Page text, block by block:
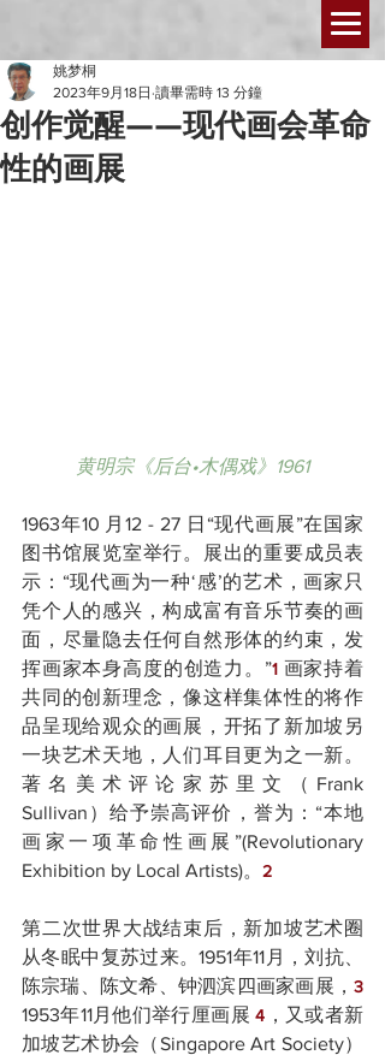
创作觉醒——现代画会革命
性的画展
姚梦桐
2023年9月18日 讀畢需時 13 分鐘
黄明宗《后台•木偶戏》1961
1963年10 月12 - 27 日“现代画展”在国家
图书馆展览室举行。展出的重要成员表
示：“现代画为一种‘感’的艺术，画家只
凭个人的感兴，构成富有音乐节奏的画
面，尽量隐去任何自然形体的约束，发
挥画家本身高度的创造力。”1 画家持着
共同的创新理念，像这样集体性的将作
品呈现给观众的画展，开拓了新加坡另
一块艺术天地，人们耳目更为之一新。
著名美术评论家苏里文（Frank
Sullivan）给予崇高评价，誉为：“本地
画家一项革命性画展”(Revolutionary
Exhibition by Local Artists)。 2
第二次世界大战结束后，新加坡艺术圈
从冬眠中复苏过来。1951年11月，刘抗、
陈宗瑞、陈文希、钟泗滨四画家画展， 3
1953年11月他们举行厘画展 4 ，又或者新
加坡艺术协会（Singapore Art Society）